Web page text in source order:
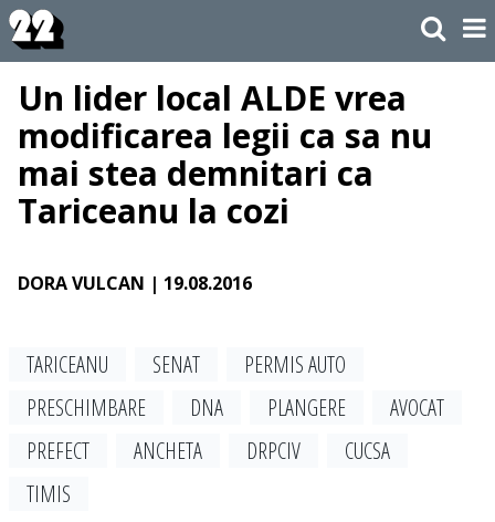
Un lider local ALDE vrea
modificarea legii ca sa nu
mai stea demnitari ca
Tariceanu la cozi
DORA VULCAN | 19.08.2016
TARICEANU SENAT
PERMIS AUTO
PRESCHIMBARE
DNA PLANGERE
AVOCAT
PREFECT
ANCHETA DRPCIV
CUCSA
TIMIS